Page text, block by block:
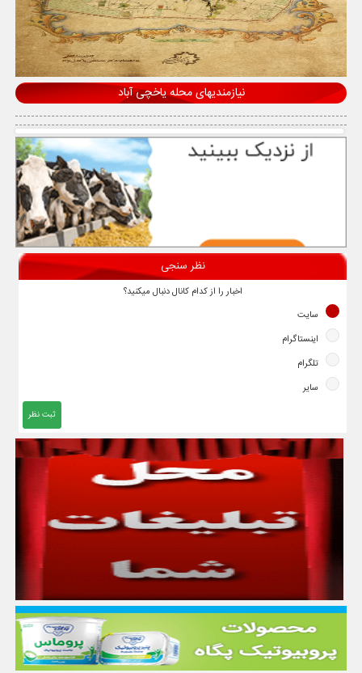
نیازمندیهای محله یاخچی آباد
نظر سنجی
اخبار را از کدام کانال دنبال میکنید؟
سایت
اینستاگرام
تلگرام
سایر
ثبت نظر